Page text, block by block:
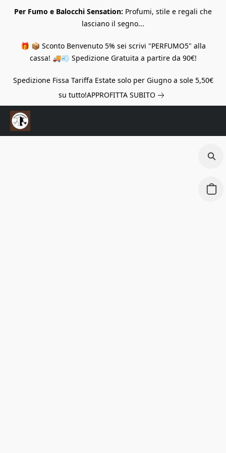
Per Fumo e Balocchi Sensation: Profumi, stile e regali che
lasciano il segno...
🎁 📦 Sconto Benvenuto 5% sei scrivi "PERFUMO5" alla
cassa! 🚚💨 Spedizione Gratuita a partire da 90€!
Spedizione Fissa Tariffa Estate solo per Giugno a sole 5,50€
su tutto!APPROFITTA SUBITO